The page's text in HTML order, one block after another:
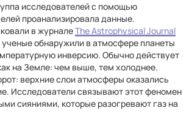
исследователей с помощью
проанализировала данные.
в журналеThe Astrophysical Journal
обнаружили в атмосфере планеты
инверсию. Обычно действует
на Земле: чем выше, тем холоднее.
верхние слои атмосферы оказались
Исследователи связывают этот феномен
сияниями, которые разогревают газ на